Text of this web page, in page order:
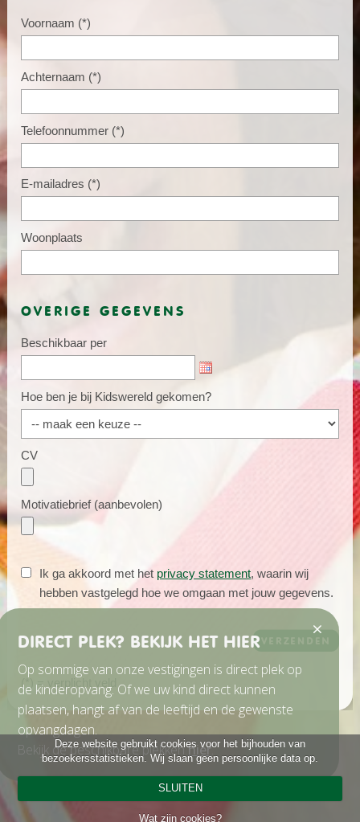
Voornaam (*)
Achternaam (*)
Telefoonnummer (*)
E-mailadres (*)
Woonplaats
OVERIGE GEGEVENS
Beschikbaar per
Hoe ben je bij Kidswereld gekomen?
CV
Motivatiebrief (aanbevolen)
Ik ga akkoord met het privacy statement, waarin wij
hebben vastgelegd hoe we omgaan met jouw gegevens.
(*) = verplicht veld
Deze website gebruikt cookies voor het bijhouden van
bezoekersstatistieken. Wij slaan geen persoonlijke data op.
SLUITEN
Wat zijn cookies?
DIRECT PLEK? BEKIJK HET HIER
Op sommige van onze vestigingen is direct plek op
de kinderopvang. Of we uw kind direct kunnen
plaatsen, hangt af van de leeftijd en de gewenste
opvangdagen.
Bekijk de beschikbare plekkenhier.